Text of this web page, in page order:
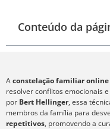
Conteúdo da
Aconstelação familiar online
resolver conflitos emocionais
por Bert Hellinger, essa
membros da família para
repetitivos, promovendo a